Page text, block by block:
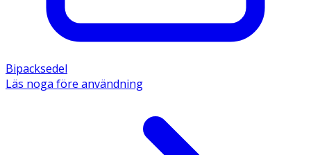
Bipacksedel
Läs noga före användning